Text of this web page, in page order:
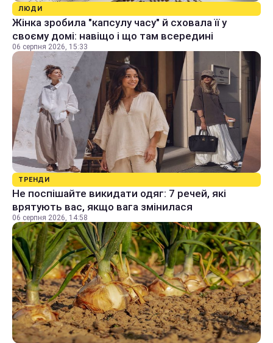
ЛЮДИ
Жінка зробила "капсулу часу" й сховала її у
своєму домі: навіщо і що там всередині
06 серпня 2026, 15:33
ТРЕНДИ
Не поспішайте викидати одяг: 7 речей, які
врятують вас, якщо вага змінилася
06 серпня 2026, 14:58